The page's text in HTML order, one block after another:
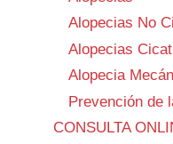
Alopecias No
Alopecias
Alopecia
Prevención de
CONSULTA